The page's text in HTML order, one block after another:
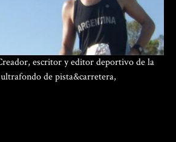
escritor y editor deportivo de la
de pista&carretera,